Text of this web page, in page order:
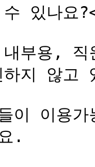
수 있나요
부용,
지 않고
이 이용
.